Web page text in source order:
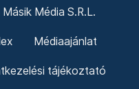
Média S.R.L.
Médiaajánlat
tájékoztató